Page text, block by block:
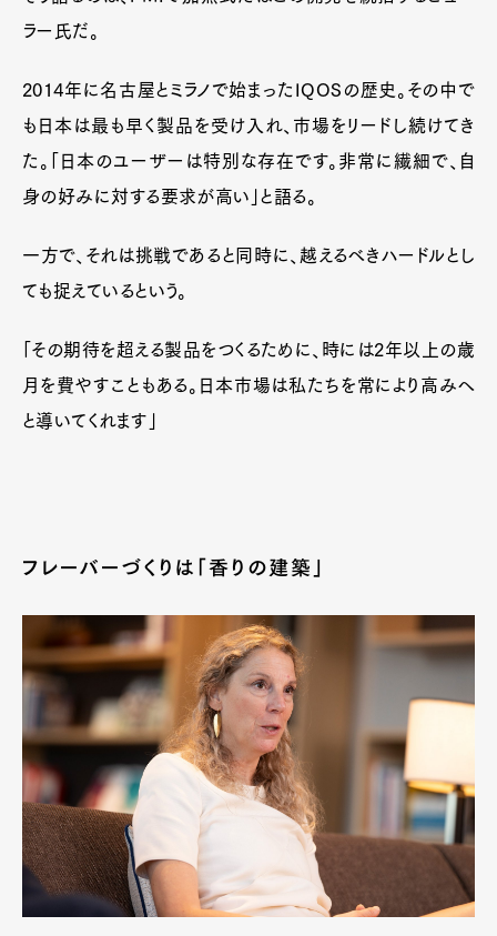
ラー氏だ。
2014年に名古屋とミラノで始まったIQOSの歴史。その中で
も日本は最も早く製品を受け入れ、市場をリードし続けてき
た。「日本のユーザーは特別な存在です。非常に繊細で、自
身の好みに対する要求が高い」と語る。
一方で、それは挑戦であると同時に、越えるべきハードルとし
ても捉えているという。
「その期待を超える製品をつくるために、時には2年以上の歳
月を費やすこともある。日本市場は私たちを常により高みへ
と導いてくれます」
フレーバーづくりは「香りの建築」